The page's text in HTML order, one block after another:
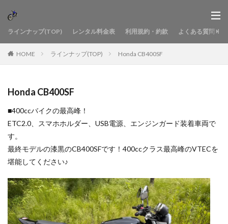
ラインナップ(TOP) レンタル料金表 利用規約・約款 よくある質問
HOME ラインナップ(TOP) Honda CB400SF
Honda CB400SF
■400ccバイクの最高峰！
ETC2.0、スマホホルダー、USB電源、エンジンガード装着車両で
す。
最終モデルの漆黒のCB400SFです！400ccクラス最高峰のVTECを
堪能してください♪